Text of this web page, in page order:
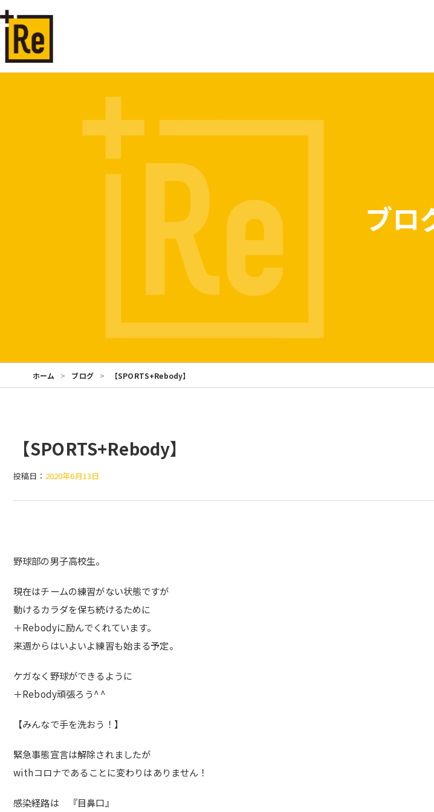
ブロ
ホーム ブログ 【SPORTS+Rebody】
【SPORTS+Rebody】
投稿日： 2020年6月13日
野球部の男子高校生。
現在はチームの練習がない状態ですが
動けるカラダを保ち続けるために
＋Rebodyに励んでくれています。
来週からはいよいよ練習も始まる予定。
ケガなく野球ができるように
＋Rebody頑張ろう^ ^
【みんなで手を洗おう！】
緊急事態宣言は解除されましたが
withコロナであることに変わりはありません！
感染経路は 『目鼻口』